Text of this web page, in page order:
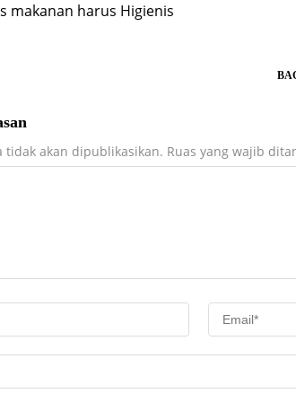
makanan harus Higienis
tidak akan dipublikasikan. Ruas yang wajib